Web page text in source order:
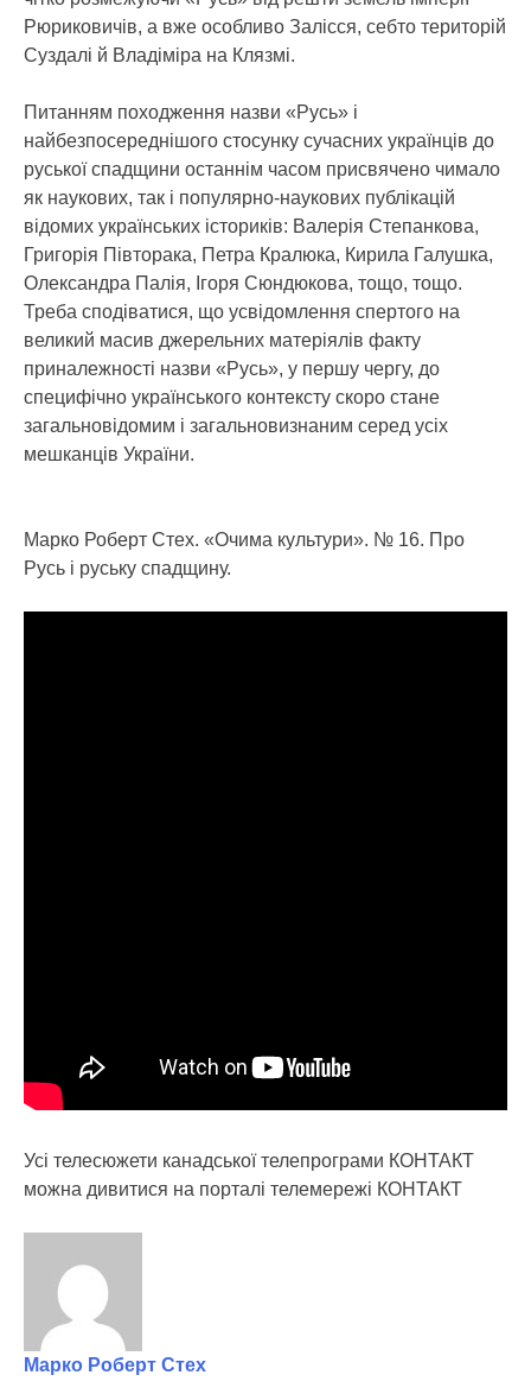
Рюриковичів, а вже особливо Залісся, себто територій
Суздалі й Владіміра на Клязмі.
Питанням походження назви «Русь» і
найбезпосереднішого стосунку сучасних українців до
руської спадщини останнім часом присвячено чимало
як наукових, так і популярно-наукових публікацій
відомих українських істориків: Валерія Степанкова,
Григорія Півторака, Петра Кралюка, Кирила Галушка,
Олександра Палія, Ігоря Сюндюкова, тощо, тощо.
Треба сподіватися, що усвідомлення спертого на
великий масив джерельних матеріялів факту
приналежності назви «Русь», у першу чергу, до
специфічно українського контексту скоро стане
загальновідомим і загальновизнаним серед усіх
мешканців України.
Марко Роберт Стех. «Очима культури». № 16. Про
Русь і руську спадщину.
Усі телесюжети канадської телепрограми КОНТАКТ
можна дивитися на порталі телемережі КОНТАКТ
Марко Роберт Стех